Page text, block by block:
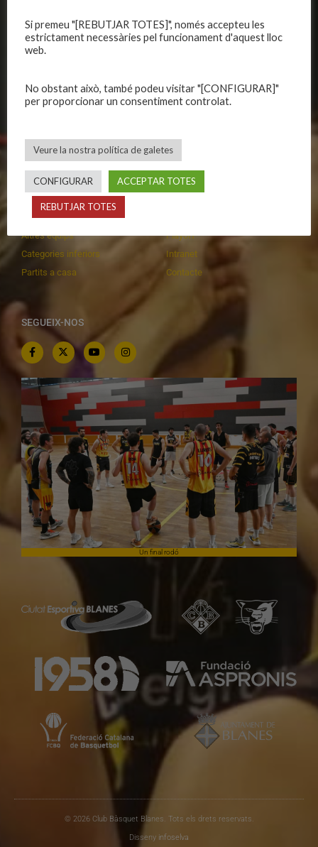
Avís legal
Política de privadesa
Privadesa a les xarxes
Equips femenins
Patrocinadors
Primer Equip Masculí
Primer Equip Femení
Equips federats
C.E. El Vilar
Altres equips
Categories inferiors
Partits a casa
Actualitat
Inscripcions
Playoff
Intranet
Contacte
SEGUEIX-NOS
Un final rodó
© 2026 Club Bàsquet Blanes. Tots els drets reservats.
Disseny infoselva
Si premeu "[REBUTJAR TOTES]", només accepteu les
estrictament necessàries pel funcionament d'aquest lloc
web.
No obstant això, també podeu visitar "[CONFIGURAR]"
per proporcionar un consentiment controlat.
Veure la nostra política de galetes
CONFIGURAR ACCEPTAR TOTES
REBUTJAR TOTES